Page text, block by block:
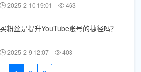
2025-2-10 19:01 463
买粉丝是提升YouTube账号的捷径吗？
2025-2-9 12:07 403